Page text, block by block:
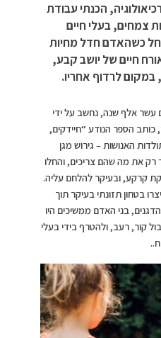
הכנתי עבודת
צמחים, בעלי חיים
כשהאדם חדל מחיות
חיים של יושב קבע,
במקום לרדוף אחריו.
עשר אלף שנה, נחשב על ידי
כותב הספר הנודע “חיידקים,
האנושות – גירוש מגן
רק את מה שהם צריכים, והחלו
קרקע, ובעיקר להלחם עליה.
בטחון תזונתי בעיקר תוך
בני האדם ממשיכים היו
קור, רעב, ולהטרף בידי בעלי